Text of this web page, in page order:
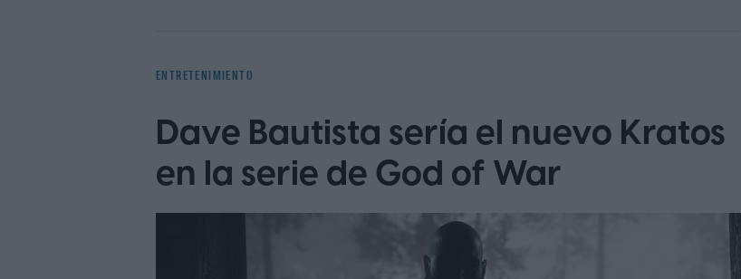
ENTRETENIMIENTO
Dave Bautista sería el nuevo Kratos
en la serie de God of War